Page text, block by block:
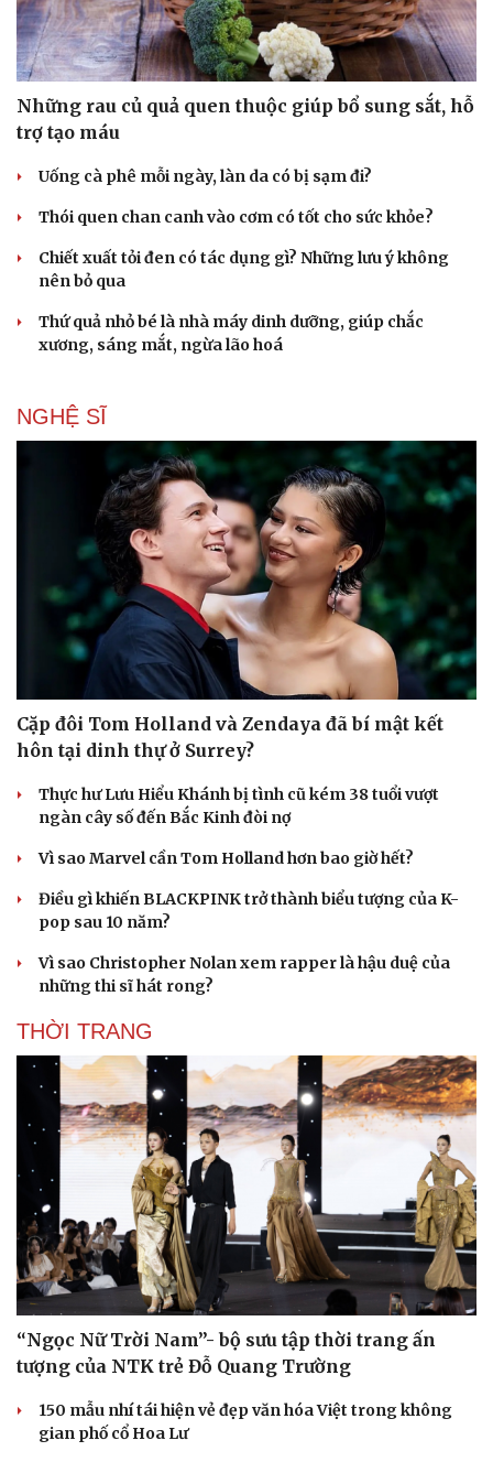
Săn Tour
check-in
Câu chuyện thời sự
Đọc truyện đêm khuya
Hạt giống tâm hồn
Những rau củ quả quen thuộc giúp bổ sung sắt, hỗ
trợ tạo máu
Uống cà phê mỗi ngày, làn da có bị sạm đi?
Thói quen chan canh vào cơm có tốt cho sức khỏe?
Chiết xuất tỏi đen có tác dụng gì? Những lưu ý không
nên bỏ qua
Thứ quả nhỏ bé là nhà máy dinh dưỡng, giúp chắc
xương, sáng mắt, ngừa lão hoá
NGHỆ SĨ
Cặp đôi Tom Holland và Zendaya đã bí mật kết
hôn tại dinh thự ở Surrey?
Thực hư Lưu Hiểu Khánh bị tình cũ kém 38 tuổi vượt
ngàn cây số đến Bắc Kinh đòi nợ
Vì sao Marvel cần Tom Holland hơn bao giờ hết?
Điều gì khiến BLACKPINK trở thành biểu tượng của K-
pop sau 10 năm?
Vì sao Christopher Nolan xem rapper là hậu duệ của
những thi sĩ hát rong?
THỜI TRANG
“Ngọc Nữ Trời Nam”- bộ sưu tập thời trang ấn
tượng của NTK trẻ Đỗ Quang Trường
150 mẫu nhí tái hiện vẻ đẹp văn hóa Việt trong không
gian phố cổ Hoa Lư